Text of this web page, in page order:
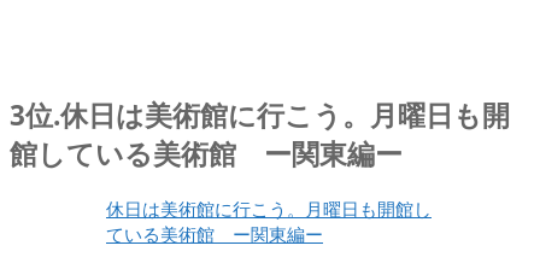
3位.休日は美術館に行こう。月曜日も開
館している美術館 ー関東編ー
休日は美術館に行こう。月曜日も開館し
ている美術館 ー関東編ー